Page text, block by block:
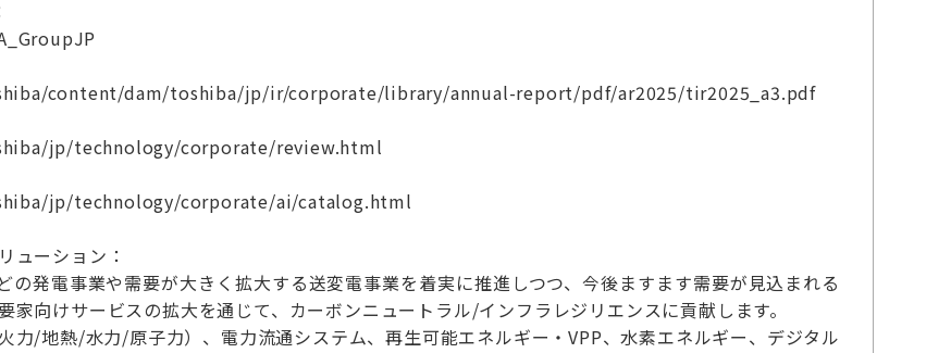
content/dam/toshiba/jp/ir/corporate/library/annual-report/pdf/ar2025/tir2025_a3.pdf
jp/technology/corporate/review.html
jp/technology/corporate/ai/catalog.html
ューション：
の発電事業や需要が大きく拡大する送変電事業を着実に推進しつつ、今後ますます需要が見込まれる
家向けサービスの拡大を通じて、カーボンニュートラル/インフラレジリエンスに貢献します。
力/地熱/水力/原子力）、電力流通システム、再生可能エネルギー・VPP、水素エネルギー、デジタル